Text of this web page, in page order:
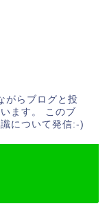
がらブログと投
ます。 このブ
について発信:-)